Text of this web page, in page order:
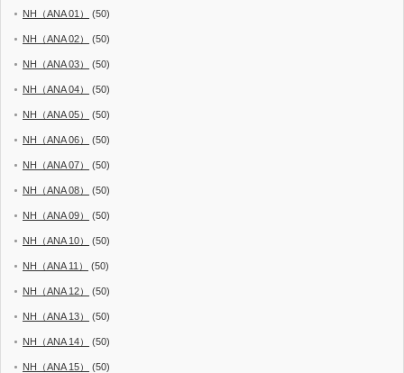
NH（ANA 01） (50)
NH（ANA 02） (50)
NH（ANA 03） (50)
NH（ANA 04） (50)
NH（ANA 05） (50)
NH（ANA 06） (50)
NH（ANA 07） (50)
NH（ANA 08） (50)
NH（ANA 09） (50)
NH（ANA 10） (50)
NH（ANA 11） (50)
NH（ANA 12） (50)
NH（ANA 13） (50)
NH（ANA 14） (50)
NH（ANA 15） (50)